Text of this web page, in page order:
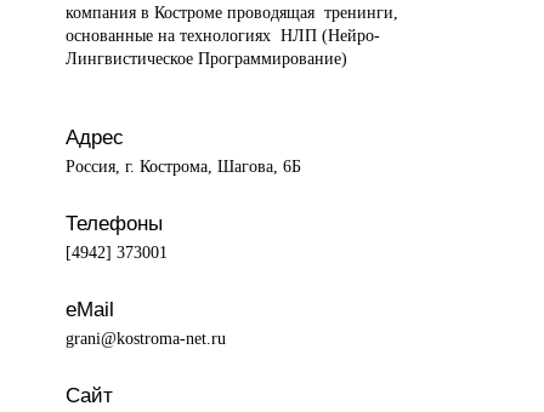
компания в Костроме проводящая тренинги,
основанные на технологиях НЛП (Нейро-
Лингвистическое Программирование)
Адрес
Россия, г. Кострома, Шагова, 6Б
Телефоны
[4942] 373001
eMail
grani@kostroma-net.ru
Сайт